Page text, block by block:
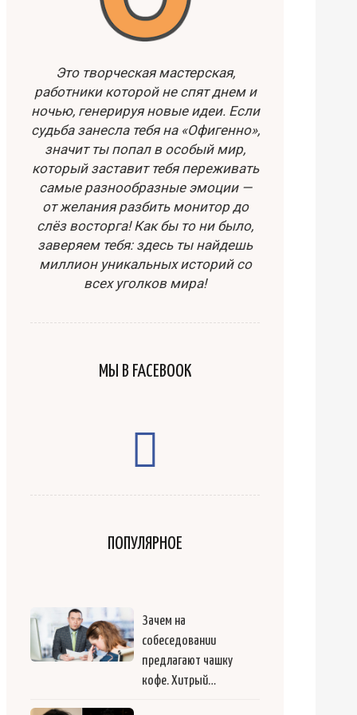
Это творческая мастерская,
работники которой не спят днем и
ночью, генерируя новые идеи. Если
судьба занесла тебя на «Офигенно»,
значит ты попал в особый мир,
который заставит тебя переживать
самые разнообразные эмоции —
от желания разбить монитор до
слёз восторга! Как бы то ни было,
заверяем тебя: здесь ты найдешь
миллион уникальных историй со
всех уголков мира!
МЫ В FACEBOOK
ПОПУЛЯРНОЕ
Зачем на
собеседовании
предлагают чашку
кофе. Хитрый…